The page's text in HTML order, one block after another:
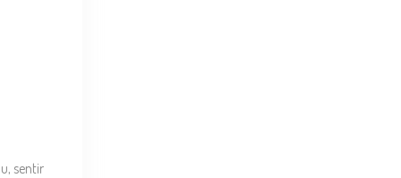
sentir